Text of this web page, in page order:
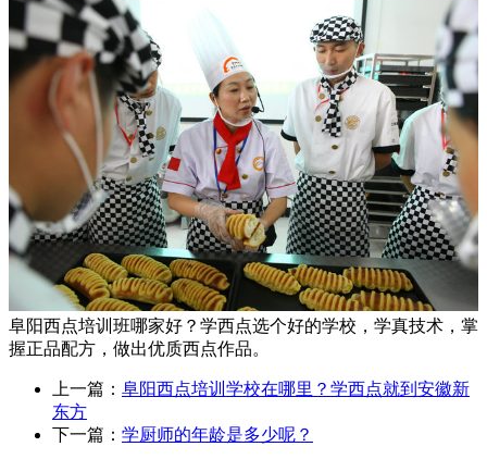
阜阳西点培训班哪家好？学西点选个好的学校，学真技术，掌
握正品配方，做出优质西点作品。
上一篇： 阜阳西点培训学校在哪里？学西点就到安徽新
东方
下一篇： 学厨师的年龄是多少呢？